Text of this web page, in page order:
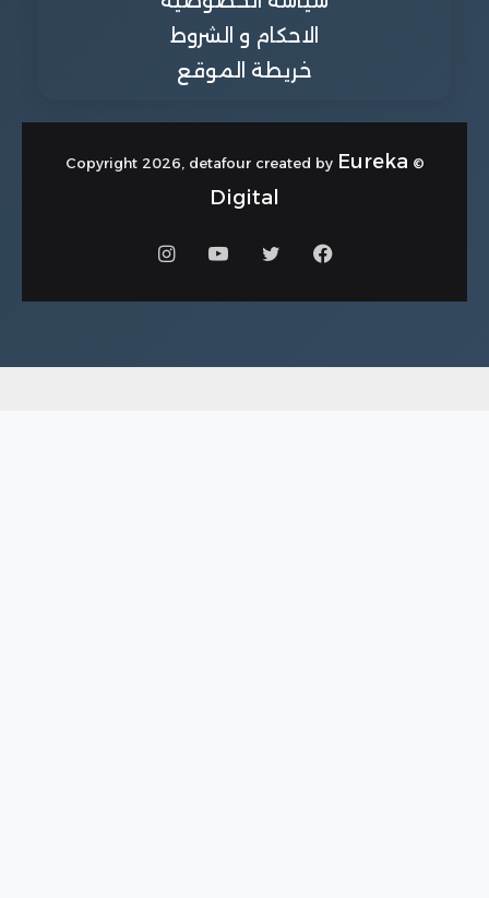
الاحكام و الشروط
خريطة الموقع
© Copyright 2026, detafour created by
Eureka
Digital
فيسبوكتويتر يوتيوبانستقرام